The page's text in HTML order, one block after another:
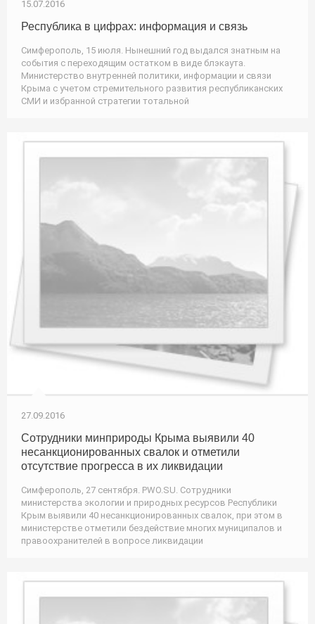
15.07.2016
Республика в цифрах: информация и связь
Симферополь, 15 июля. Нынешний год выдался знатным на
события с переходящим остатком в виде блэкаута.
Министерство внутренней политики, информации и связи
Крыма с учетом стремительного развития республиканских
СМИ и избранной стратегии тотальной
27.09.2016
Сотрудники минприроды Крыма выявили 40
несанкционированных свалок и отметили
отсутствие прогресса в их ликвидации
Симферополь, 27 сентября. PWO.SU. Сотрудники
министерства экологии и природных ресурсов Республики
Крым выявили 40 несанкционированных свалок, при этом в
министерстве отметили бездействие многих муниципалов и
правоохранителей в вопросе ликвидации